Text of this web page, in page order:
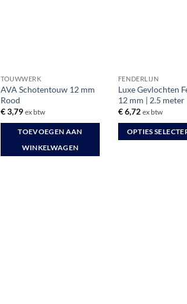
TOUWWERK
AVA Schotentouw 12 mm
Rood
€3,79 ex btw
TOEVOEGEN AAN
WINKELWAGEN
FENDERLIJN
Luxe Gevlochten
12 mm | 2.5 meter
€6,72 ex btw
OPTIES